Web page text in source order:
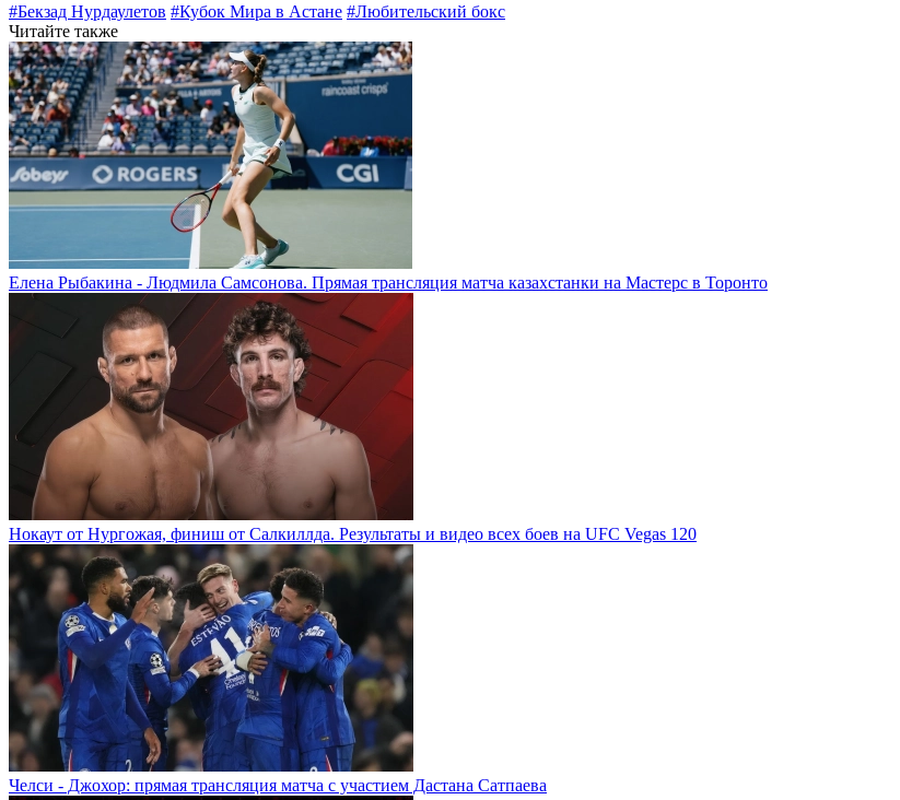
#Бекзад Нурдаулетов #Кубок Мира в Астане #Любительский бокс
Читайте также
Елена Рыбакина - Людмила Самсонова. Прямая трансляция матча казахстанки на Мастерс в Торонто
Нокаут от Нургожая, финиш от Салкиллда. Результаты и видео всех боев на UFC Vegas 120
Челси - Джохор: прямая трансляция матча с участием Дастана Сатпаева